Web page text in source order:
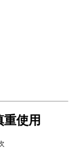
重使用